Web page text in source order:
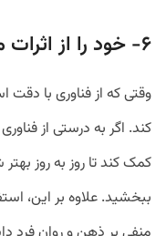
۶- خود را از اثرات منفی فناوری دور نگه دارید
وقتی که از فناوری با دقت
کند. اگر به درستی از
کمک کند تا روز به روز
ببخشید. علاوه بر این،